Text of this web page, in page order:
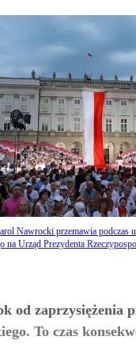
Nawrocki przemawia podczas
na Urząd Prezydenta
od zaprzysiężenia
To czas